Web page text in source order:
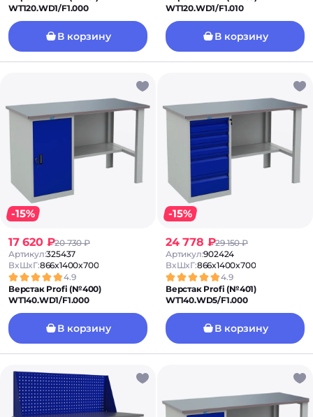
WT120.WD1/F1.000
В корзину
WT120.WD1/F1.010
В корзину
-15%
17 620 ₽20 730 ₽
Артикул:325437
ВxШxГ:866x1400x700
4.9
Верстак Profi (№400)
WT140.WD1/F1.000
В корзину
-15%
24 778 ₽29 150 ₽
Артикул:902424
ВxШxГ:866x1400x700
4.9
Верстак Profi (№401)
WT140.WD5/F1.000
В корзину